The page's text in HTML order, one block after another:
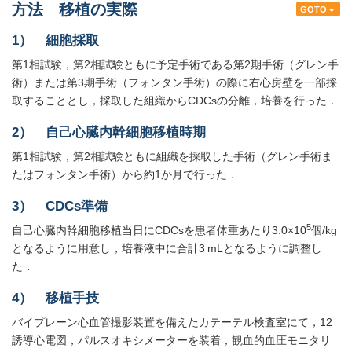
GOTO
方法 移植の実際
1） 細胞採取
第1相試験，第2相試験ともに予定手術である第2期手術（グレン手
術）または第3期手術（フォンタン手術）の際に右心房壁を一部採
取することとし，採取した組織からCDCsの分離，培養を行った．
2） 自己心臓内幹細胞移植時期
第1相試験，第2相試験ともに組織を採取した手術（グレン手術ま
たはフォンタン手術）から約1か月で行った．
3） CDCs準備
自己心臓内幹細胞移植当日にCDCsを患者体重あたり3.0×105個/kg
となるように用意し，培養液中に合計3 mLとなるように調整し
た．
4） 移植手技
バイプレーン心血管撮影装置を備えたカテーテル検査室にて，12
誘導心電図，パルスオキシメーターを装着，観血的血圧モニタリ